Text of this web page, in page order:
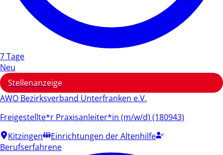
7 Tage
Neu
Stellenanzeige
AWO Bezirksverband Unterfranken e.V.
Freigestellte*r Praxisanleiter*in (m/w/d) (180943)
Kitzingen
Einrichtungen der Altenhilfe
Berufserfahrene